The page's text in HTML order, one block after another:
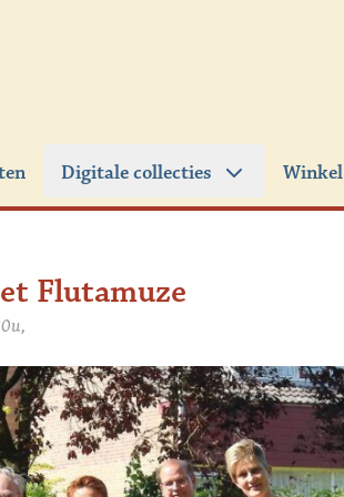
Digitale collecties Winkel
Flutamuze